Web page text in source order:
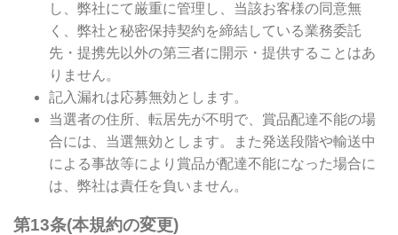
し、弊社にて厳重に管理し、当該お客様の同意無
く、弊社と秘密保持契約を締結している業務委託
先・提携先以外の第三者に開示・提供することはあ
りません。
記入漏れは応募無効とします。
当選者の住所、転居先が不明で、賞品配達不能の場
合には、当選無効とします。また発送段階や輸送中
による事故等により賞品が配達不能になった場合に
は、弊社は責任を負いません。
第13条(本規約の変更)